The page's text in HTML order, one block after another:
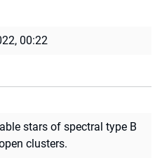
00:22
stars of spectral type B
clusters.